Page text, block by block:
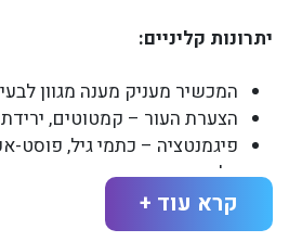
יתרונות קליניים:
המכשיר מעניק מענה מגוון
הצערת העור – קמטוטים, ירידת
פיגמנטציה – כתמי גיל,
צלקות – אקנה, כירורגיות
שיפור מרקם וגוון – אחידות,
נקבוביות מורחבות – הקטנה
קרא עוד +